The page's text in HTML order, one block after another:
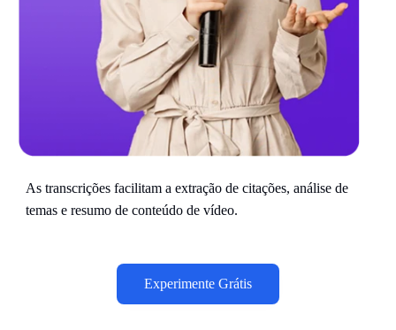
As transcrições facilitam a extração de citações, análise de
temas e resumo de conteúdo de vídeo.
Experimente Grátis